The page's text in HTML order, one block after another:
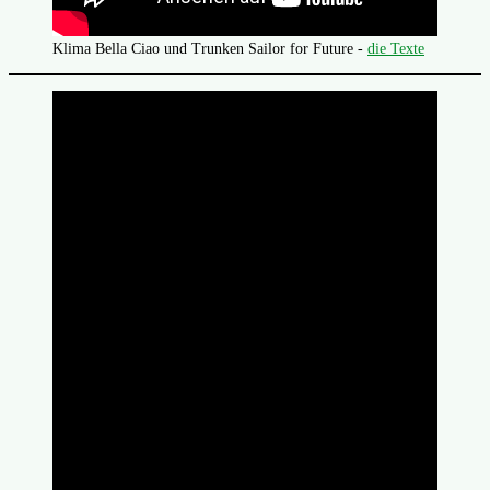
Klima Bella Ciao und Trunken Sailor for Future - die Texte